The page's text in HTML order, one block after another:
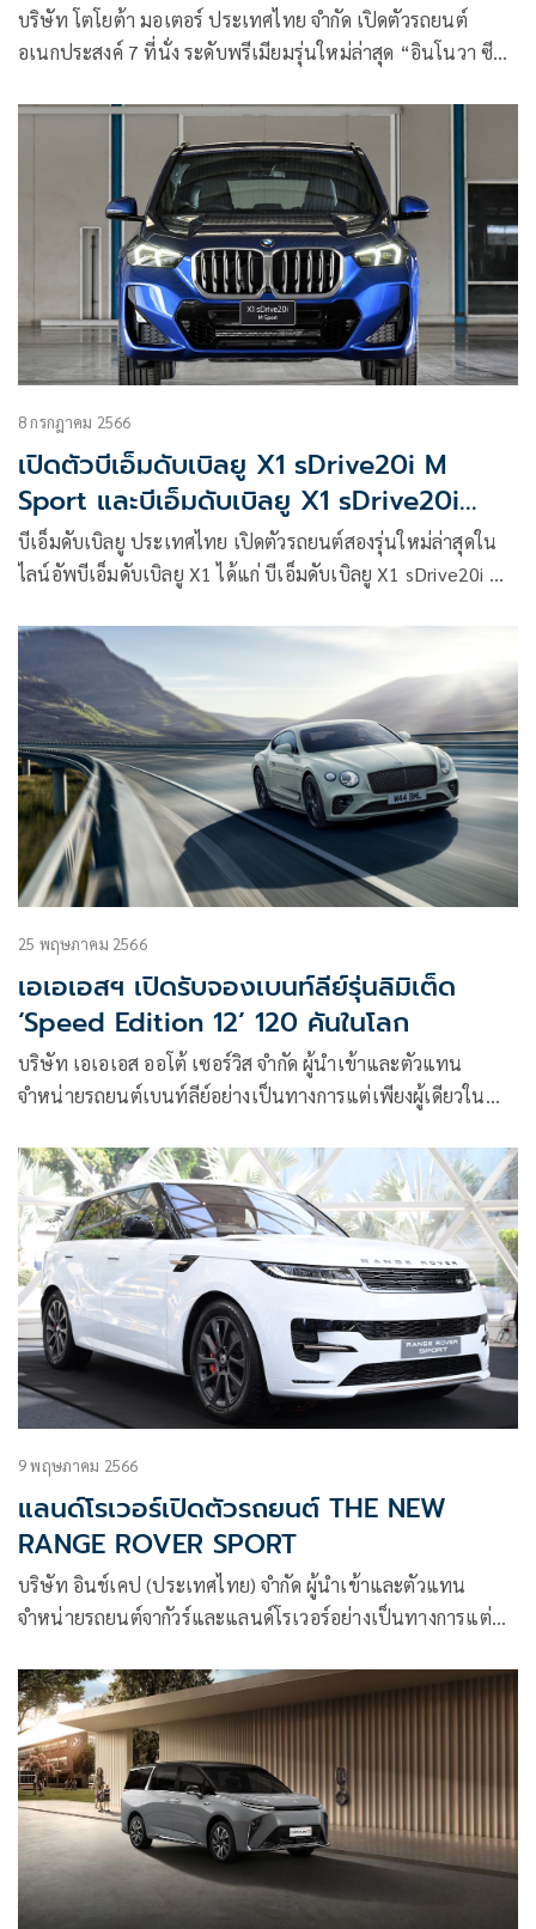
บริษัท โตโยต้า มอเตอร์ ประเทศไทย จำกัด เปิดตัวรถยนต์
อเนกประสงค์ 7 ที่นั่ง ระดับพรีเมียมรุ่นใหม่ล่าสุด “อินโนวา ซี
8 กรกฎาคม 2566
เปิดตัวบีเอ็มดับเบิลยู X1 sDrive20i M
Sport และบีเอ็มดับเบิลยู X1 sDrive20i
xLine ใหม่
บีเอ็มดับเบิลยู ประเทศไทย เปิดตัวรถยนต์สองรุ่นใหม่ล่าสุดใน
ไลน์อัพบีเอ็มดับเบิลยู X1 ได้แก่ บีเอ็มดับเบิลยู X1 sDrive20i M
25 พฤษภาคม 2566
เอเอเอสฯ เปิดรับจองเบนท์ลีย์รุ่นลิมิเต็ด
‘Speed Edition 12’ 120 คันในโลก
บริษัท เอเอเอส ออโต้ เซอร์วิส จำกัด ผู้นำเข้าและตัวแทน
จำหน่ายรถยนต์เบนท์ลีย์อย่างเป็นทางการแต่เพียงผู้เดียวใน
9 พฤษภาคม 2566
แลนด์โรเวอร์เปิดตัวรถยนต์ THE NEW
RANGE ROVER SPORT
บริษัท อินช์เคป (ประเทศไทย) จำกัด ผู้นำเข้าและตัวแทน
จำหน่ายรถยนต์จากัวร์และแลนด์โรเวอร์อย่างเป็นทางการแต่